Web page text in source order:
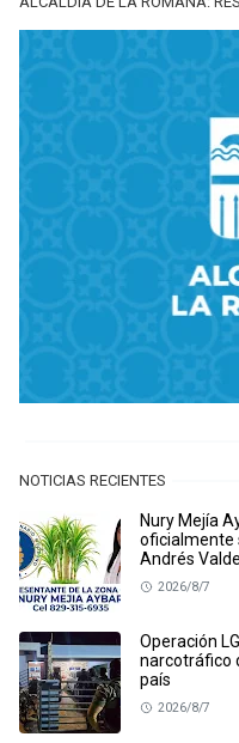
NOTICIAS RECIENTES
Nury Mejía
oficialmente
Andrés
2026/8/7
Operación
narcotráfico
país
2026/8/7